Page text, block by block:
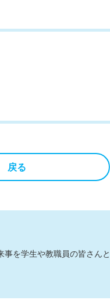
戻る
を学生や教職員の皆さん